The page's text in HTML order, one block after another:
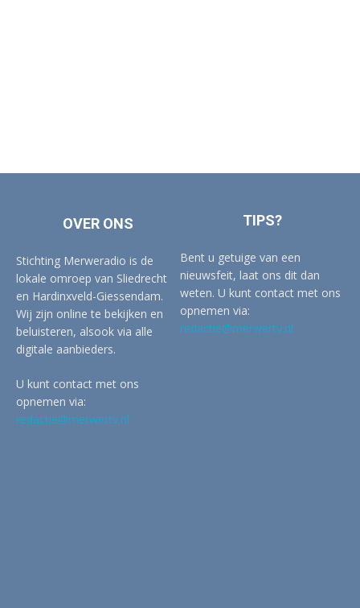
OVER ONS
Stichting Merweradio is de
lokale omroep van Sliedrecht
en Hardinxveld-Giessendam.
Wij zijn online te bekijken en
beluisteren, alsook via alle
digitale aanbieders.
U kunt contact met ons
opnemen via:
redactie@merwertv.nl
TIPS?
Bent u getuige van een
nieuwsfeit, laat ons dit dan
weten. U kunt contact met ons
opnemen via:
redactie@merwertv.nl